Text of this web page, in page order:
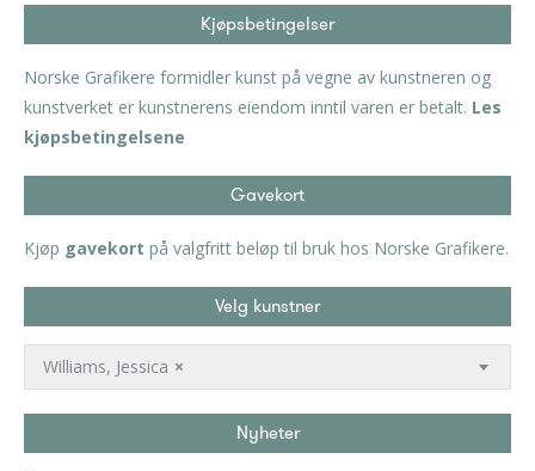
Kjøpsbetingelser
Norske Grafikere formidler kunst på vegne av kunstneren og
kunstverket er kunstnerens eiendom inntil varen er betalt. Les
kjøpsbetingelsene
Gavekort
Kjøp gavekort på valgfritt beløp til bruk hos Norske Grafikere.
Velg kunstner
×
Williams, Jessica
Nyheter